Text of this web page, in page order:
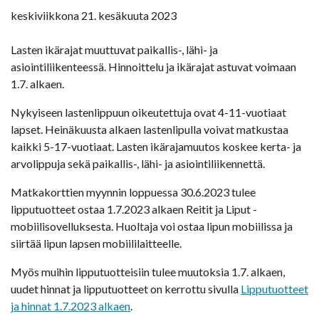
keskiviikkona 21. kesäkuuta 2023
Lasten ikärajat muuttuvat paikallis-, lähi- ja
asiointiliikenteessä. Hinnoittelu ja ikärajat astuvat voimaan
1.7. alkaen.
Nykyiseen lastenlippuun oikeutettuja ovat 4-11-vuotiaat
lapset. Heinäkuusta alkaen lastenlipulla voivat matkustaa
kaikki 5-17-vuotiaat. Lasten ikärajamuutos koskee kerta- ja
arvolippuja sekä paikallis-, lähi- ja asiointiliikennettä.
Matkakorttien myynnin loppuessa 30.6.2023 tulee
lipputuotteet ostaa 1.7.2023 alkaen Reitit ja Liput -
mobiilisovelluksesta. Huoltaja voi ostaa lipun mobiilissa ja
siirtää lipun lapsen mobiililaitteelle.
Myös muihin lipputuotteisiin tulee muutoksia 1.7. alkaen,
uudet hinnat ja lipputuotteet on kerrottu sivulla Lipputuotteet
ja hinnat 1.7.2023 alkaen.